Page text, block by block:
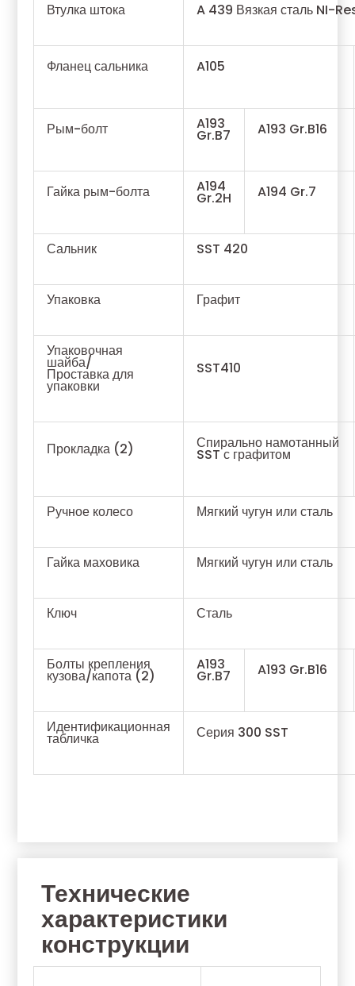
Втулка штока A 439 Вязкая сталь NI-
Фланец сальника A105
Рым-болт A193
Gr.B7 A193 Gr.B16
Гайка рым-болта A194
Gr.2H A194 Gr.7
Сальник SST 420
Упаковка Графит
Упаковочная
шайба/
Проставка для
упаковки
SST410
Прокладка (2) Спирально намотанный
SST с графитом
Ручное колесо Мягкий чугун или сталь
Гайка маховика Мягкий чугун или сталь
Ключ Сталь
Болты крепления
кузова/капота (2)
A193
Gr.B7 A193 Gr.B16
Идентификационная
табличка Серия 300 SST
Технические
характеристики
конструкции